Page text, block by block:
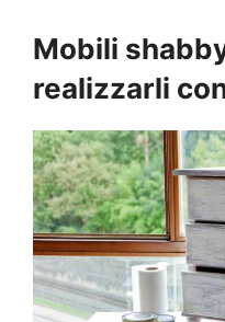
Mobili
realizzarli